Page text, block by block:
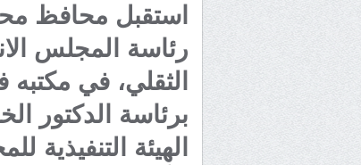
استقبل محافظ
رئاسة المجلس
الثقلي، في مكتبه
برئاسة الدكتور
الهيئة التنفيذية